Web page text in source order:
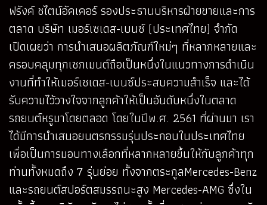
ฟรังค์ ชไตน์อัคเคอร์ รองประธานบริหารฝ่ายขายและการ
ตลาด บริษัท เมอร์เซเดส-เบนซ์ (ประเทศไทย) จำกัด
เปิดเผยว่า การนำเสนอผลิตภัณฑ์ใหม่ๆ ที่หลากหลายและ
ครอบคลุมทุกเซกเมนต์ถือเป็นหนึ่งในแนวทางการดำเนิน
งานที่ทำให้เมอร์เซเดส-เบนซ์ประสบความสำเร็จ และได้
รับความไว้วางใจจากลูกค้าให้เป็นอันดับหนึ่งในตลาด
รถยนต์หรูมาโดยตลอด โดยในปีพ.ศ. 2561 ที่ผ่านมา เรา
ได้มีการนำเสนอยนตรกรรมรุ่นประกอบในประเทศไทย
เพื่อเป็นการมอบทางเลือกที่หลากหลายขึ้นให้กับลูกค้าทุก
ท่านทั้งหมดถึง 7 รุ่นย่อย ทั้งจากตระกูลMercedes-Benz
และรถยนต์สปอร์ตสมรรถนะสูง Mercedes-AMG ซึ่งใน